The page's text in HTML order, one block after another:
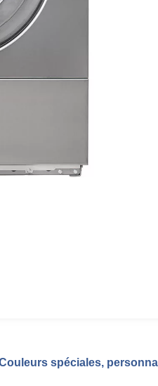
spéciales,